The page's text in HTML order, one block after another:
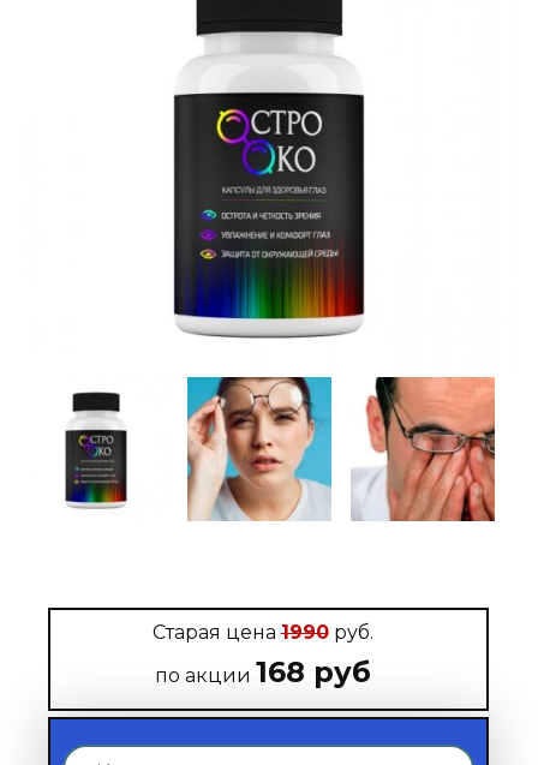
Старая цена1990руб.
по акции 168 руб